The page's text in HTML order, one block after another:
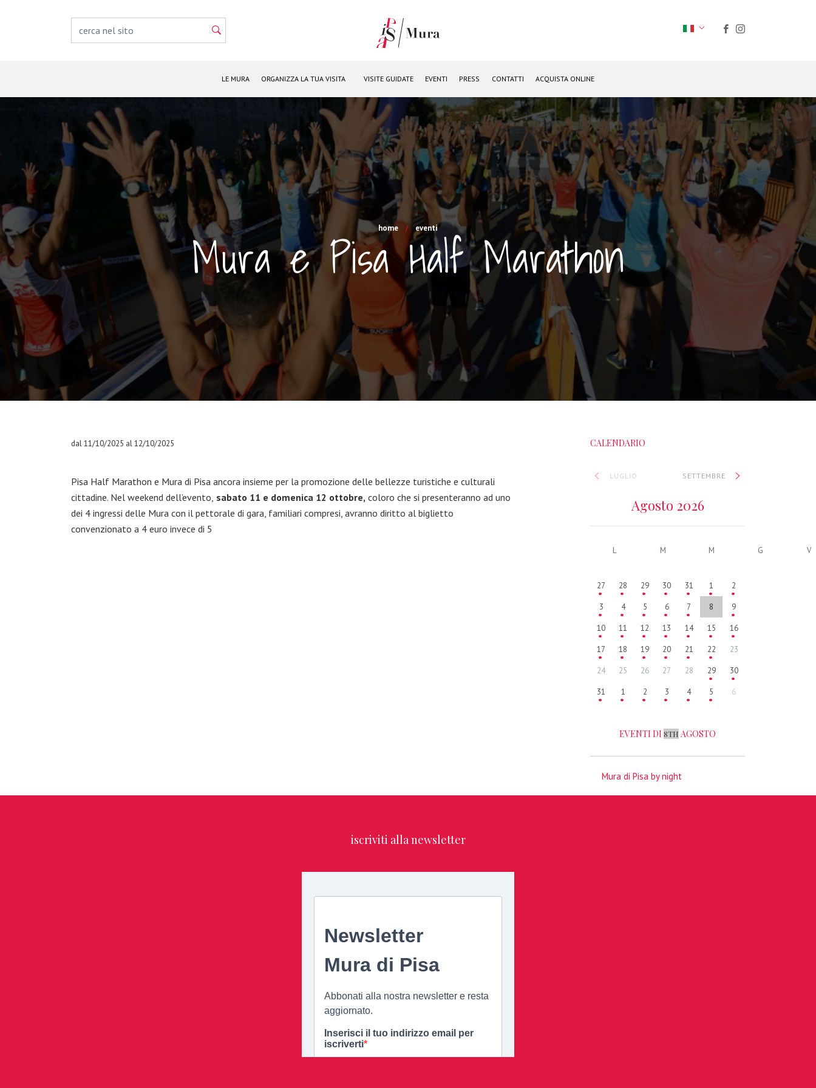
LE MURA ORGANIZZA LA TUA VISITA VISITE GUIDATE EVENTI PRESS CONTATTI ACQUISTA ONLINE
home eventi
Mura e Pisa Half Marathon
dal 11/10/2025 al 12/10/2025
Pisa Half Marathon e Mura di Pisa ancora insieme per la promozione delle bellezze turistiche e culturali
cittadine. Nel weekend dell’evento, sabato 11 e domenica 12 ottobre, coloro che si presenteranno ad uno
dei 4 ingressi delle Mura con il pettorale di gara, familiari compresi, avranno diritto al biglietto
convenzionato a 4 euro invece di 5
CALENDARIO
LUGLIO
Agosto 2026
SETTEMBRE
L M M G V
27 28 29 30 31 1 2
3 4 5 6 7 8 9
10 11 12 13 14 15 16
17 18 19 20 21 22 23
24 25 26 27 28 29 30
31 1 2 3 4 5 6
EVENTI DI 8TH AGOSTO
Mura di Pisa by night
iscriviti alla newsletter